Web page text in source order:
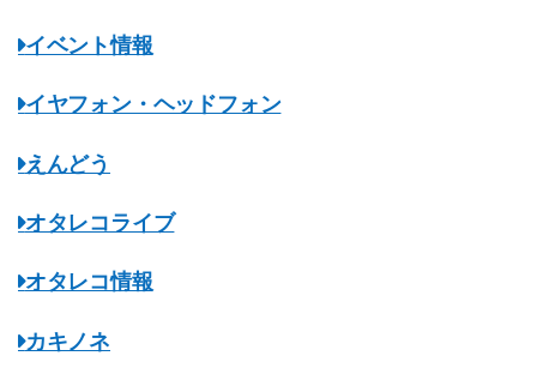
イベント情報
イヤフォン・ヘッドフォン
えんどう
オタレコライブ
オタレコ情報
カキノネ